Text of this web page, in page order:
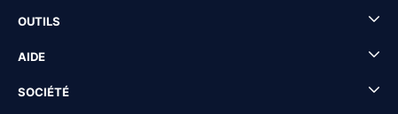
OUTILS
AIDE
SOCIÉTÉ